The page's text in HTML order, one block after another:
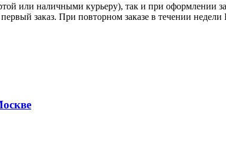
или наличными курьеру), так и при оформлении
заказ. При повторном заказе в течении